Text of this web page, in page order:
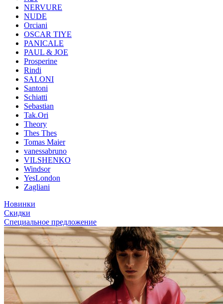
NERVURE
NUDE
Orciani
OSCAR TIYE
PANICALE
PAUL & JOE
Prosperine
Rindi
SALONI
Santoni
Schiatti
Sebastian
Tak.Ori
Theory
Thes Thes
Tomas Maier
vanessabruno
VILSHENKO
Windsor
YesLondon
Zagliani
Новинки
Скидки
Специальное предложение